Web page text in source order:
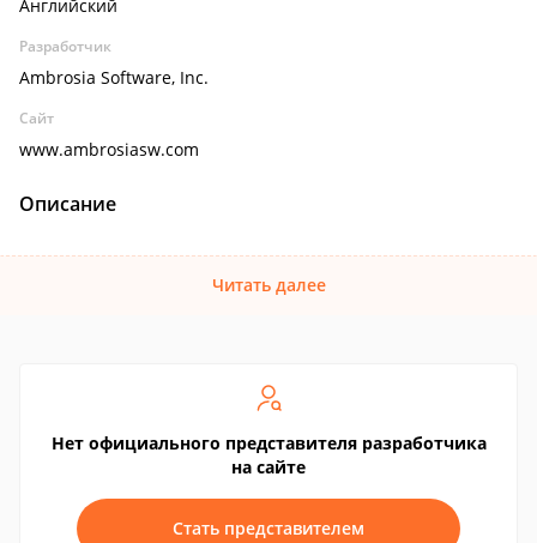
Английский
Разработчик
Ambrosia Software, Inc.
Сайт
www.ambrosiasw.com
Описание
Читать далее
Нет официального представителя разработчика
на сайте
Стать представителем